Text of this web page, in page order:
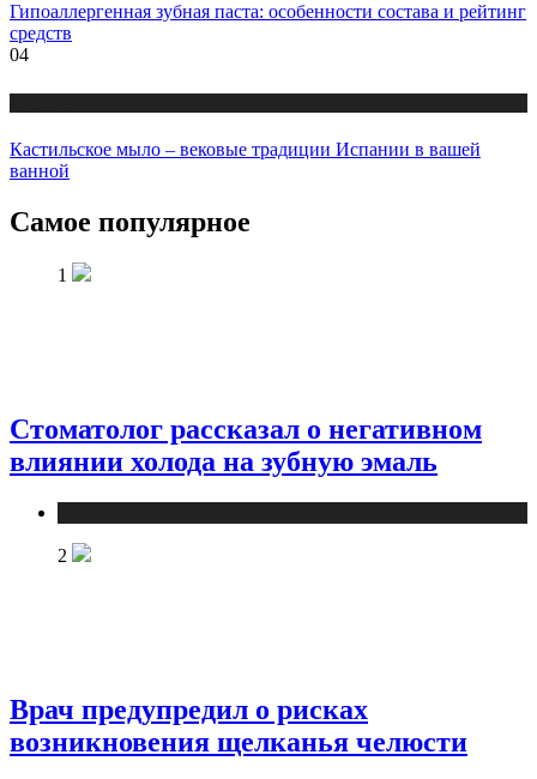
Гипоаллергенная зубная паста: особенности состава и рейтинг
средств
04
Кастильское мыло – вековые традиции Испании в вашей
ванной
Самое популярное
1
Стоматолог рассказал о негативном
влиянии холода на зубную эмаль
2
Врач предупредил о рисках
возникновения щелканья челюсти